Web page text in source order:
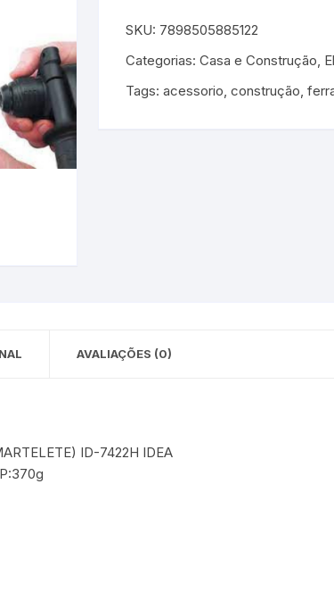
para Bebês e
Brinquedo
de Brinquedo
ao Ar Livre
Ferramentas e
Utilidades
para pintura
festa
Embalagens
SKU: 7898505885122
Categorias: Casa e Construção,
Tags: acessorio, construção,
AVALIAÇÕES (0)
ID-7422H IDEA